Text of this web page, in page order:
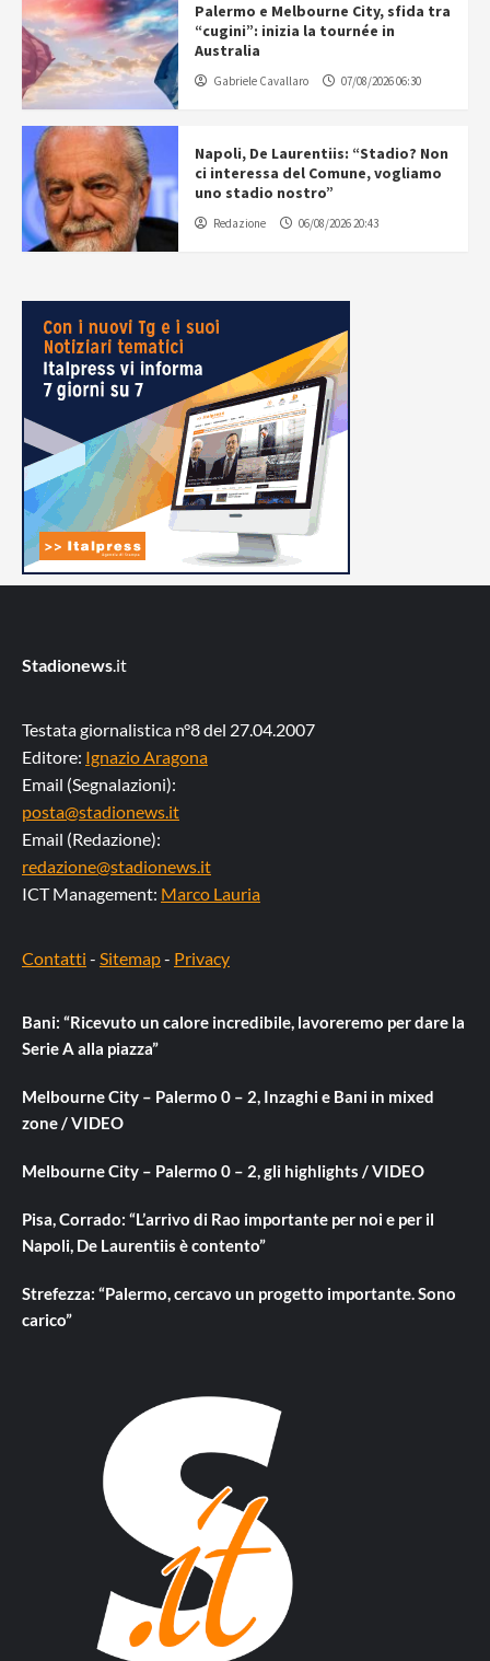
Palermo e Melbourne City, sfida tra
“cugini”: inizia la tournée in
Australia
Gabriele Cavallaro 07/08/2026 06:30
Napoli, De Laurentiis: “Stadio? Non
ci interessa del Comune, vogliamo
uno stadio nostro”
Redazione 06/08/2026 20:43
Stadionews.it
Testata giornalistica n°8 del 27.04.2007
Editore: Ignazio Aragona
Email (Segnalazioni):
posta@stadionews.it
Email (Redazione):
redazione@stadionews.it
ICT Management: Marco Lauria
Contatti - Sitemap- Privacy
Bani: “Ricevuto un calore incredibile, lavoreremo per dare la
Serie A alla piazza”
Melbourne City – Palermo 0 – 2, Inzaghi e Bani in mixed
zone / VIDEO
Melbourne City – Palermo 0 – 2, gli highlights / VIDEO
Pisa, Corrado: “L’arrivo di Rao importante per noi e per il
Napoli, De Laurentiis è contento”
Strefezza: “Palermo, cercavo un progetto importante. Sono
carico”